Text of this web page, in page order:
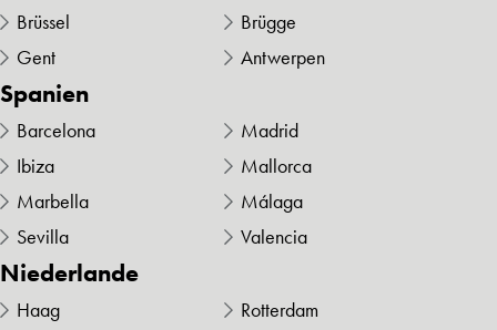
Brüssel
Brügge
Gent
Antwerpen
Spanien
Barcelona
Madrid
Ibiza
Mallorca
Marbella
Málaga
Sevilla
Valencia
Niederlande
Haag
Rotterdam